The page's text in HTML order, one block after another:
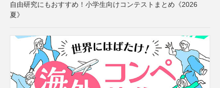
自由研究にもおすすめ！小学生向けコンテストまとめ《2026
夏》